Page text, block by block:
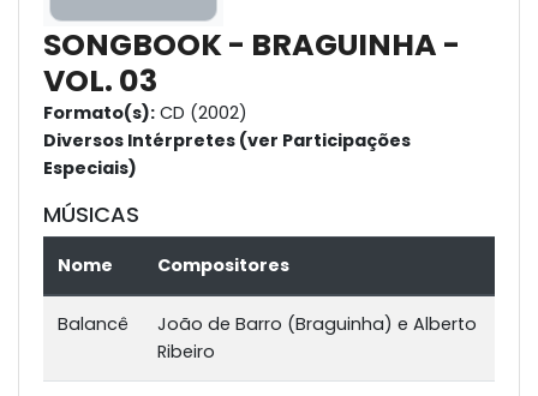
SONGBOOK - BRAGUINHA -
VOL. 03
Formato(s): CD (2002)
Diversos Intérpretes (ver Participações
Especiais)
MÚSICAS
Nome Compositores
Balancê
João de Barro (Braguinha) e Alberto
Ribeiro